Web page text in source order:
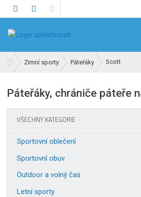
d
a
v
d
Zimní sporty Páteřáky Scott
Páteřáky, chrániče páteře
VŠECHNY KATEGORIE
Sportovní oblečení
Sportovní obuv
Outdoor a volný čas
Letní sporty